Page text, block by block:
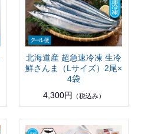
北海道産 超急速冷凍 生冷
鮮さんま（Lサイズ）2尾×
4袋
4,300円
（税込み）